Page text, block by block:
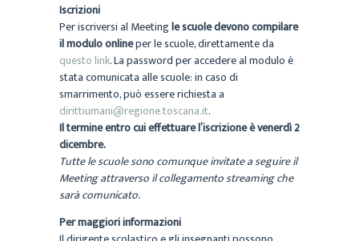
Iscrizioni
Per iscriversi al Meetingle scuole devono compilare
il modulo onlineper le scuole, direttamente da
questo link. La password per accedere al modulo è
stata comunicata alle scuole: in caso di
smarrimento, può essere richiesta a
dirittiumani@regione.toscana.it.
Il termine entro cui effettuare l’iscrizione è venerdì 2
dicembre.
Tutte le scuole sono comunque invitate a seguire il
Meeting attraverso il collegamento streaming che
sarà comunicato.
Per maggiori informazioni